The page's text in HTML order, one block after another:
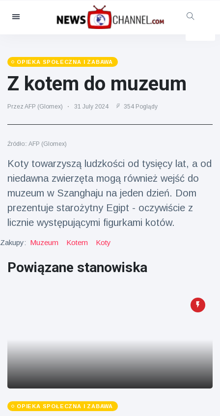
Kategorie
Opieka społeczna i zabawa
Kino i telewizja
(81)
Sport
(237)
Żywność i picie
Styl życia
(121)
Zdrowie i sprawność
(73)
magika
rozbawiła
publiczność
Konserywiści
narodziny
16 July
195
OPIEKA SPOŁECZNA I ZABAWA
Z kotem do muzeum
Przez AFP (Glomex) 31 July 2024 354 Poglądy
Źródło:: AFP (Glomex)
Koty towarzyszą ludzkości od tysięcy lat, a od
niedawna zwierzęta mogą również wejść do
muzeum w Szanghaju na jeden dzień. Dom
prezentuje starożytny Egipt - oczywiście z
licznie występującymi figurkami kotów.
Zakupy: Muzeum Kotem Koty
Powiązane stanowiska
OPIEKA SPOŁECZNA I ZABAWA